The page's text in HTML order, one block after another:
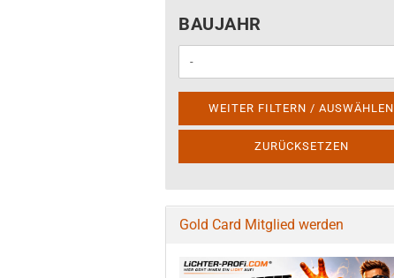
BAUJAHR
BAUJAHR
WEITER FILTERN / AUSWÄHLEN
ZURÜCKSETZEN
Gold Card Mitglied werden